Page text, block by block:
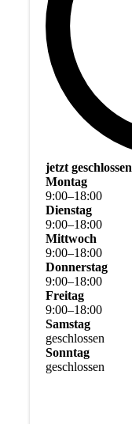
jetzt geschlossen
Montag
9:00–18:00
Dienstag
9:00–18:00
Mittwoch
9:00–18:00
Donnerstag
9:00–18:00
Freitag
9:00–18:00
Samstag
geschlossen
Sonntag
geschlossen